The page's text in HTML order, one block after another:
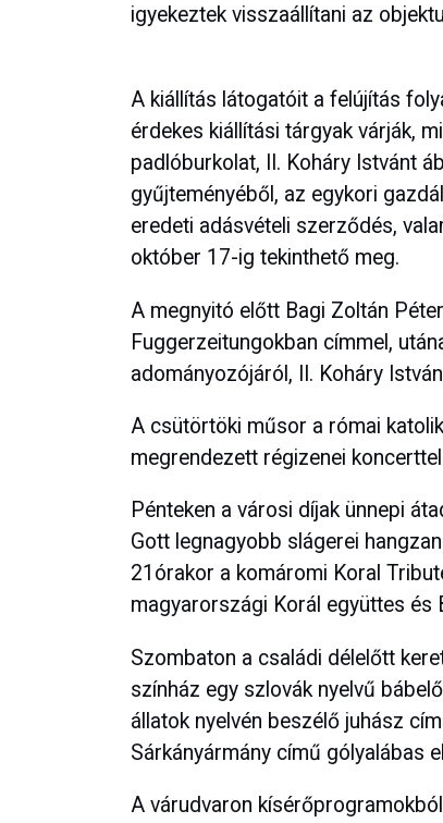
igyekeztek visszaállítani az
A kiállítás látogatóit a felújítás
érdekes kiállítási tárgyak várják,
padlóburkolat, II. Koháry Istvánt
gyűjteményéből, az egykori
eredeti adásvételi szerződés,
október 17-ig tekinthető meg.
A megnyitó előtt Bagi Zoltán
Fuggerzeitungokban címmel,
adományozójáról, II. Koháry
A csütörtöki műsor a római
megrendezett régizenei
Pénteken a városi díjak ünnepi
Gott legnagyobb slágerei
21órakor a komáromi Koral
magyarországi Korál együttes és
Szombaton a családi délelőtt
színház egy szlovák nyelvű
állatok nyelvén beszélő juhász
Sárkányármány című gólyalábas
A várudvaron